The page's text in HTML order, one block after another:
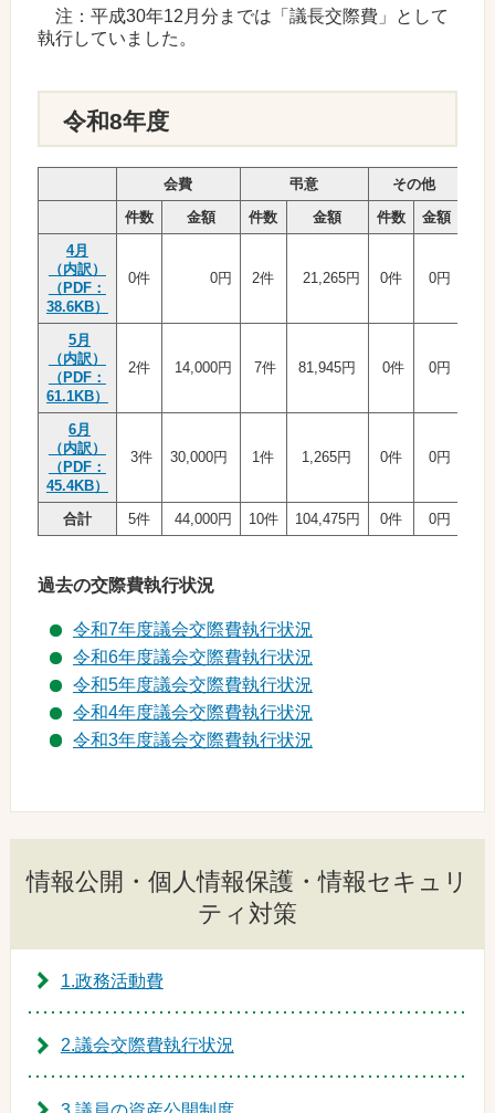
注：平成30年12月分までは「議長交際費」として
執行していました。
令和8年度
会費 弔意
その他
件数
金額 件数 金額 件数 金額
4月
（内訳）
（PDF：
38.6KB）
0件 0円 2件 21,265円 0件 0円
5月
（内訳）
（PDF：
61.1KB）
2件 14,000円 7件 81,945円 0件 0円
6月
（内訳）
（PDF：
45.4KB）
3件 30,000円 1件 1,265円 0件 0円
合計 5件 44,000円 10件 104,475円 0件 0円
過去の交際費執行状況
令和7年度議会交際費執行状況
令和6年度議会交際費執行状況
令和5年度議会交際費執行状況
令和4年度議会交際費執行状況
令和3年度議会交際費執行状況
情報公開・個人情報保護・情報セキュリ
ティ対策
1.政務活動費
2.議会交際費執行状況